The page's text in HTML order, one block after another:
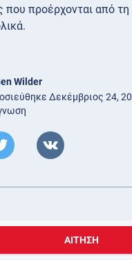
που προέρχονται από τη
Wilder
Δεκέμβριος 24,
ΑΊΤΗΣΗ